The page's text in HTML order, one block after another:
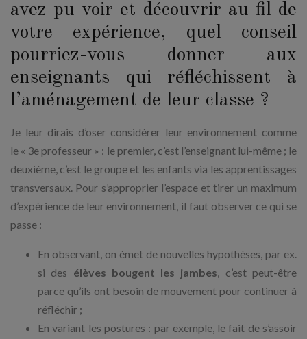
avez pu voir et découvrir au fil de
votre expérience, quel conseil
pourriez-vous donner aux
enseignants qui réfléchissent à
l’aménagement de leur classe ?
Je leur dirais d’oser considérer leur environnement comme
le « 3e professeur » : le premier, c’est l’enseignant lui-même ; le
deuxième, c’est le groupe et les enfants via les apprentissages
transversaux. Pour s’approprier l’espace et tirer un maximum
d’expérience de leur environnement, il faut observer ce qui se
passe :
En observant, on émet de nouvelles hypothèses, par ex.
si des élèves bougent les jambes, c’est peut-être
parce qu’ils ont besoin de mouvement pour continuer à
réfléchir ;
En variant les postures : par exemple, le fait de s’assoir